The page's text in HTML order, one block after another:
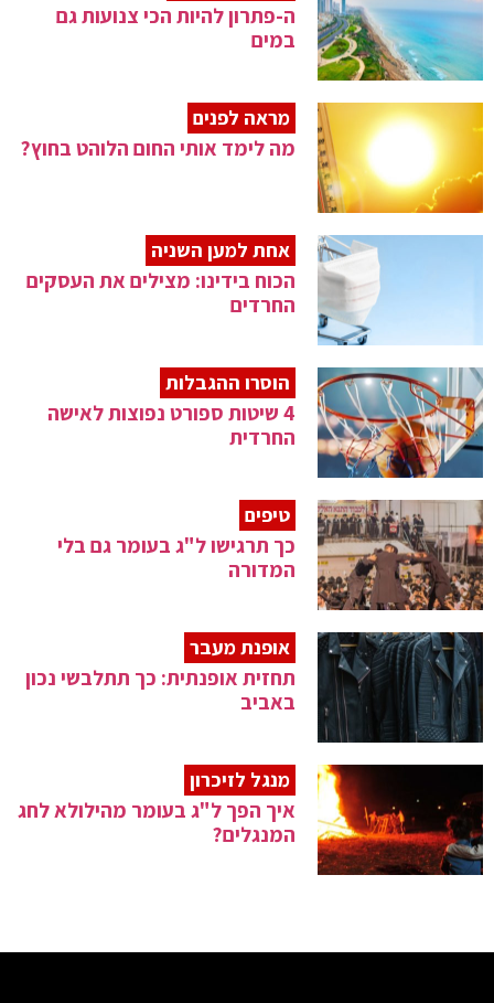
ה-פתרון להיות הכי צנועות גם
במים
מראה לפנים
מה לימד אותי החום הלוהט בחוץ?
אחת למען השניה
הכוח בידינו: מצילים את העסקים
החרדים
הוסרו ההגבלות
4 שיטות ספורט נפוצות לאישה
החרדית
טיפים
כך תרגישו ל"ג בעומר גם בלי
המדורה
אופנת מעבר
תחזית אופנתית: כך תתלבשי נכון
באביב
מנגל לזיכרון
איך הפך ל"ג בעומר מהילולא לחג
המנגלים?